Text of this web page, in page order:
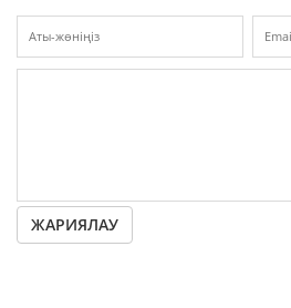
ЖАРИЯЛАУ